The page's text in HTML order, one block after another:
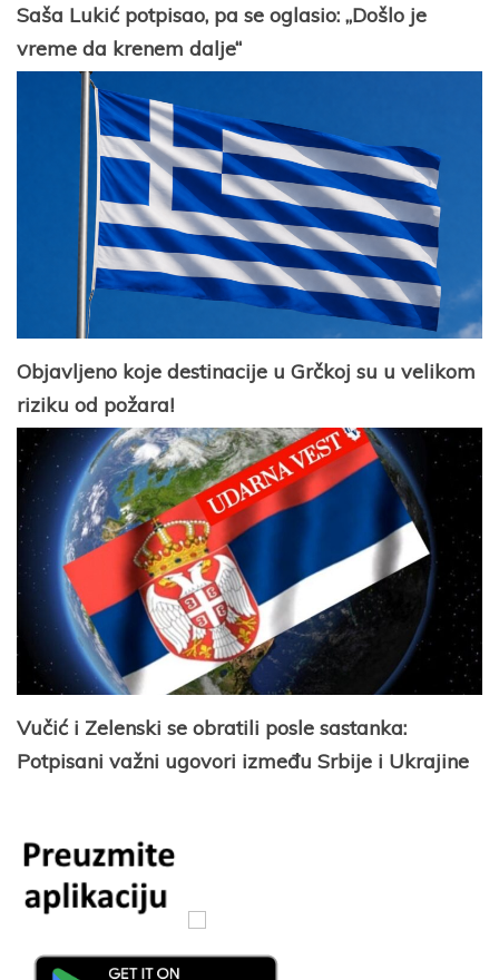
Saša Lukić potpisao, pa se oglasio: „Došlo je
vreme da krenem dalje“
Objavljeno koje destinacije u Grčkoj su u velikom
riziku od požara!
Vučić i Zelenski se obratili posle sastanka:
Potpisani važni ugovori između Srbije i Ukrajine